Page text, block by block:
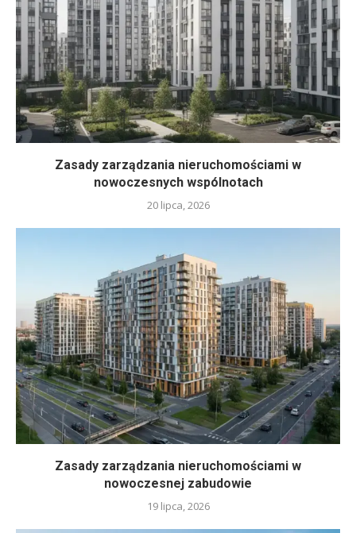
Zasady zarządzania nieruchomościami w
nowoczesnych wspólnotach
20 lipca, 2026
Zasady zarządzania nieruchomościami w
nowoczesnej zabudowie
19 lipca, 2026